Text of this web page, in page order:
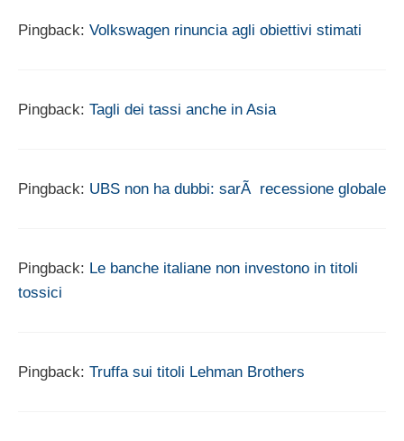
Pingback: Volkswagen rinuncia agli obiettivi stimati
Pingback: Tagli dei tassi anche in Asia
Pingback: UBS non ha dubbi: sarÃ recessione globale
Pingback: Le banche italiane non investono in titoli
tossici
Pingback: Truffa sui titoli Lehman Brothers